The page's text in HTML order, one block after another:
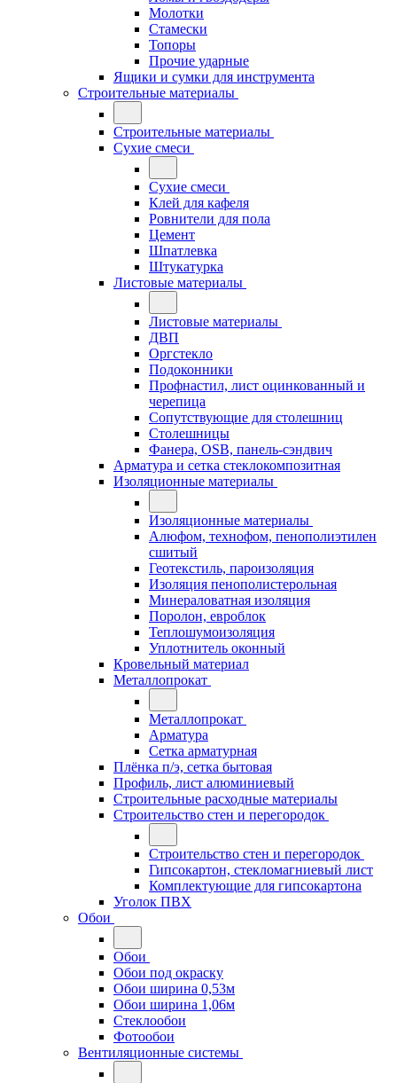
Молотки
Стамески
Топоры
Прочие ударные
Ящики и сумки для инструмента
Строительные материалы
Строительные материалы
Сухие смеси
Сухие смеси
Клей для кафеля
Ровнители для пола
Цемент
Шпатлевка
Штукатурка
Листовые материалы
Листовые материалы
ДВП
Оргстекло
Подоконники
Профнастил, лист оцинкованный и
черепица
Сопутствующие для столешниц
Столешницы
Фанера, OSB, панель-сэндвич
Арматура и сетка стеклокомпозитная
Изоляционные материалы
Изоляционные материалы
Алюфом, технофом, пенополиэтилен
сшитый
Геотекстиль, пароизоляция
Изоляция пенополистерольная
Минераловатная изоляция
Поролон, евроблок
Теплошумоизоляция
Уплотнитель оконный
Кровельный материал
Металлопрокат
Металлопрокат
Арматура
Сетка арматурная
Плёнка п/э, сетка бытовая
Профиль, лист алюминиевый
Строительные расходные материалы
Строительство стен и перегородок
Строительство стен и перегородок
Гипсокартон, стекломагниевый лист
Комплектующие для гипсокартона
Уголок ПВХ
Обои
Обои
Обои под окраску
Обои ширина 0,53м
Обои ширина 1,06м
Стеклообои
Фотообои
Вентиляционные системы